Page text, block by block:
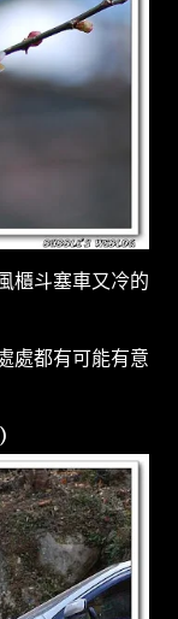
櫃斗塞車又冷的
處都有可能有意